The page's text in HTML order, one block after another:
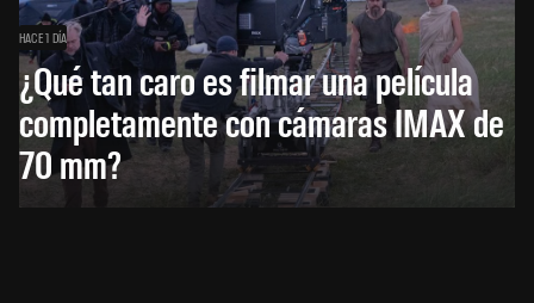
HACE 1 DÍA
¿Qué tan caro es filmar una película
completamente con cámaras IMAX de
70 mm?